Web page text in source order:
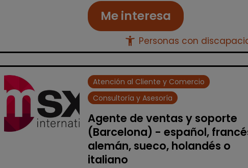
Me interesa
accessibility_new Personas con
Atención al Cliente y Comercio
Consultoría y Asesoría
Agente de ventas y soporte
(Barcelona) - español,
alemán, sueco, holandés o
italiano